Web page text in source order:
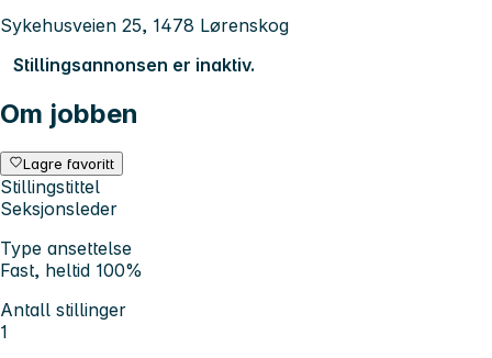
Sykehusveien 25, 1478 Lørenskog
Stillingsannonsen er inaktiv.
Om jobben
Lagre favoritt
Stillingstittel
Seksjonsleder
Type ansettelse
Fast, heltid 100%
Antall stillinger
1